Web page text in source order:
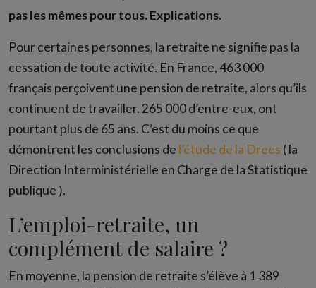
pas les mêmes pour tous. Explications.
Pour certaines personnes, la retraite ne signifie pas la
cessation de toute activité. En France, 463 000
français perçoivent une pension de retraite, alors qu’ils
continuent de travailler. 265 000 d’entre-eux, ont
pourtant plus de 65 ans. C’est du moins ce que
démontrent les conclusions de l’étude de la Drees ( la
Direction Interministérielle en Charge de la Statistique
publique ).
L’emploi-retraite, un
complément de salaire ?
En moyenne, la pension de retraite s’élève à 1 389